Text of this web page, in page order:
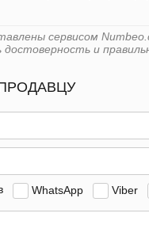
сервисом
и
WhatsApp Viber